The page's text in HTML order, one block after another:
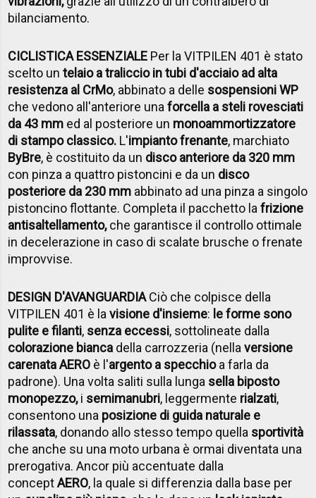
bilanciamento.
CICLISTICA ESSENZIALE Per la VITPILEN 401 è stato
scelto untelaio a traliccio in tubi d'acciaio ad alta
resistenza al CrMo, abbinato a delle sospensioni WP
che vedono all'anteriore unaforcella a steli rovesciati
da 43 mm ed al posteriore un monoammortizzatore
di stampo classico. L'impianto frenante, marchiato
ByBre, è costituito da un disco anteriore da 320 mm
con pinza a quattro pistoncini e da un disco
posteriore da 230 mm abbinato ad una pinza a singolo
pistoncino flottante. Completa il pacchetto lafrizione
antisaltellamento,che garantisce il controllo ottimale
in decelerazione in caso di scalate brusche o frenate
improvvise.
DESIGN D'AVANGUARDIACiò che colpisce della
VITPILEN 401 è lavisione d'insieme: le forme sono
pulite e filanti, senza eccessi, sottolineate dalla
colorazione bianca della carrozzeria (nellaversione
carenata AERO è l'argento a specchioa farla da
padrone). Una volta saliti sulla lunga sella biposto
monopezzo,i semimanubri, leggermente rialzati,
consentono una posizione di guida naturale e
rilassata, donando allo stesso tempo quella sportività
che anche su una moto urbana è ormai diventata una
prerogativa. Ancor più accentuate dalla
conceptAERO, la quale si differenzia dalla base per